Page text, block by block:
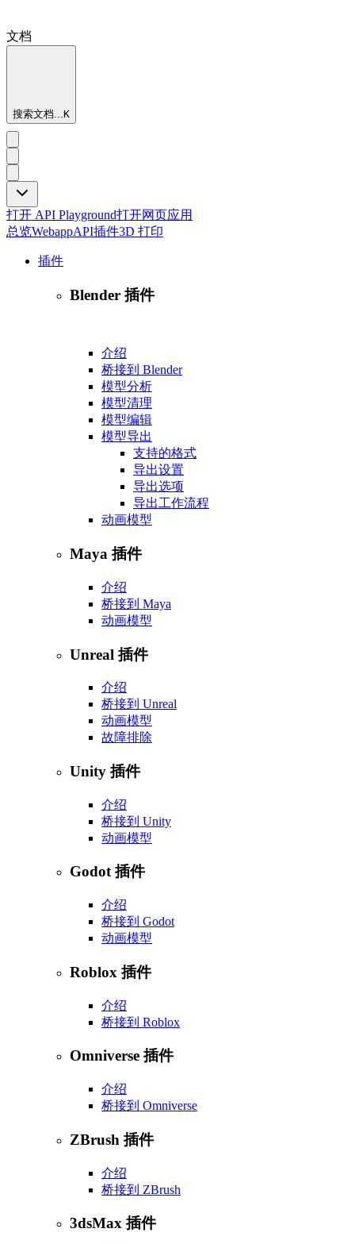
文档
搜索文档...K
打开 API Playground打开网页应用
总览WebappAPI插件3D 打印
插件
Blender 插件
介绍
桥接到 Blender
模型分析
模型清理
模型编辑
模型导出
支持的格式
导出设置
导出选项
导出工作流程
动画模型
Maya 插件
介绍
桥接到 Maya
动画模型
Unreal 插件
介绍
桥接到 Unreal
动画模型
故障排除
Unity 插件
介绍
桥接到 Unity
动画模型
Godot 插件
介绍
桥接到 Godot
动画模型
Roblox 插件
介绍
桥接到 Roblox
Omniverse 插件
介绍
桥接到 Omniverse
ZBrush 插件
介绍
桥接到 ZBrush
3dsMax 插件